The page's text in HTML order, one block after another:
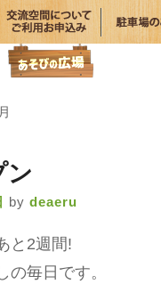
ン
by deaeru
と2週間!
の毎日です。